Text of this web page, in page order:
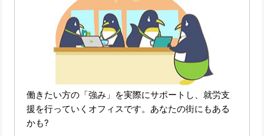
働きたい方の「強み」を実際にサポートし、就労支
援を行っていくオフィスです。あなたの街にもある
かも?